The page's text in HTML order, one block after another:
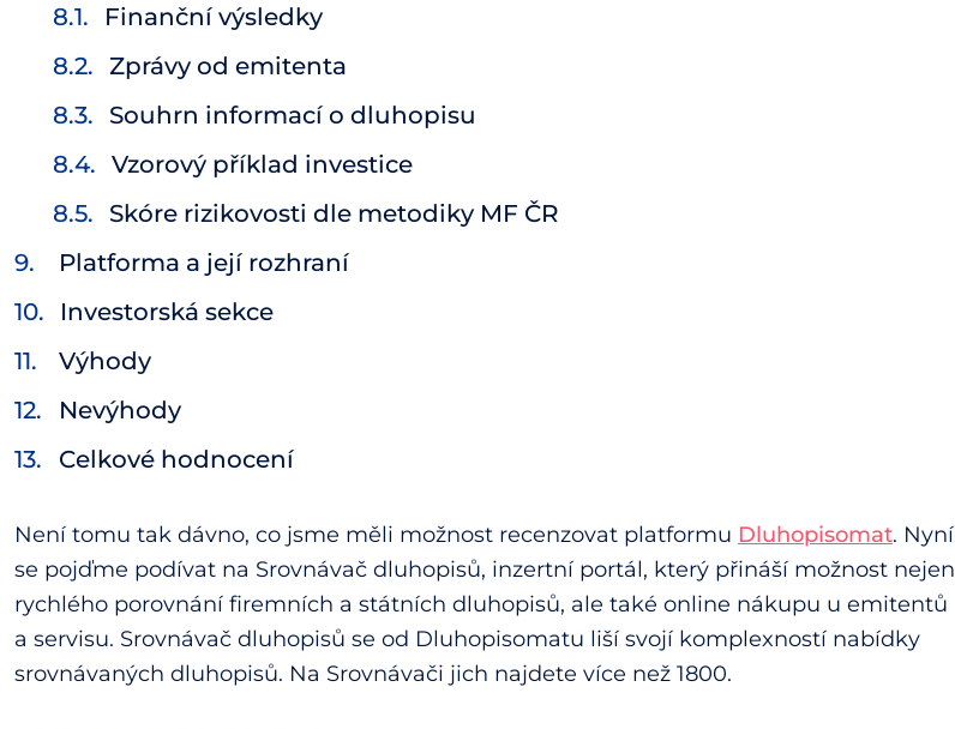
Finanční výsledky
Zprávy od emitenta
Souhrn informací o dluhopisu
Vzorový příklad investice
Skóre rizikovosti dle metodiky MF ČR
Platforma a její rozhraní
Investorská sekce
Výhody
Nevýhody
Celkové hodnocení
Není tomu tak dávno, co jsme měli možnost recenzovat platformu Dluhopisomat. Nyní
se pojďme podívat na Srovnávač dluhopisů, inzertní portál, který přináší možnost nejen
rychlého porovnání firemních a státních dluhopisů, ale také online nákupu u emitentů
a servisu. Srovnávač dluhopisů se od Dluhopisomatu liší svojí komplexností nabídky
srovnávaných dluhopisů. Na Srovnávači jich najdete více než 1800.